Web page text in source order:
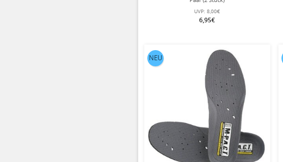
UVP: 8,00€
6,95€
NEU